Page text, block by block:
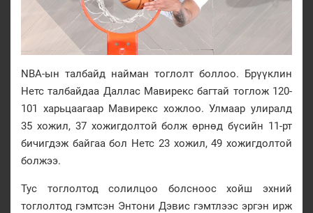
NBA-ын талбайд найман тоглолт боллоо. Брүүклин
Нетс талбайдаа Даллас Мавирекс багтай тоглож 120-
101 харьцаагаар Мавирекс хожлоо. Улмаар улиралд
35 хожил, 37 хожигдолтой болж өрнөд бүсийн 11-рт
бичигдэж байгаа бол Нетс 23 хожил, 49 хожигдолтой
болжээ.
Тус тоглолтод солилцоо болсноос хойш эхний
тоглолтод гэмтсэн Энтони Дэвис гэмтлээс эргэн ирж